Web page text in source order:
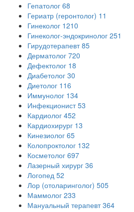
Гепатолог 68
Гериатр (геронтолог) 11
Гинеколог 1210
Гинеколог-эндокринолог 251
Гирудотерапевт 85
Дерматолог 720
Дефектолог 18
Диабетолог 30
Диетолог 116
Иммунолог 134
Инфекционист 53
Кардиолог 452
Кардиохирург 13
Кинезиолог 65
Колопроктолог 132
Косметолог 697
Лазерный хирург 36
Логопед 52
Лор (отоларинголог) 505
Маммолог 233
Мануальный терапевт 364